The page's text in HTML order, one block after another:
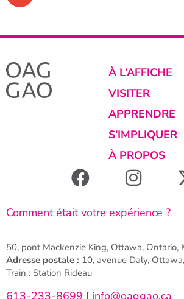
À L’AFFICHE
VISITER
APPRENDRE
S’IMPLIQUER
À PROPOS
Comment était votre expérience ?
50, pont Mackenzie King, Ottawa, Ontario,
Adresse postale : 10, avenue Daly,
Train : Station Rideau
613-233-8699 | info@oaggao.ca